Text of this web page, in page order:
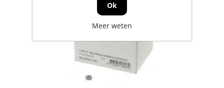
Ok
Meer weten